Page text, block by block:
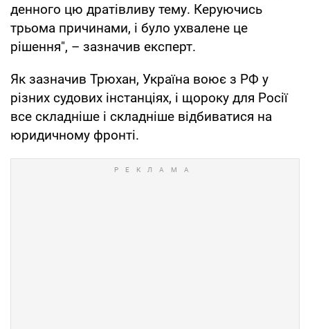
денного цю дратівливу тему. Керуючись
трьома причинами, і було ухвалене це
рішення", – зазначив експерт.
Як зазначив Трюхан, Україна воює з РФ у
різних судових інстанціях, і щороку для Росії
все складніше і складніше відбиватися на
юридичному фронті.